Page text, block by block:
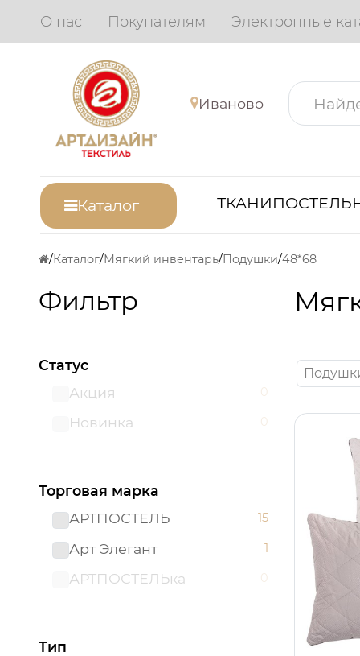
О нас Покупателям Электронные
Иваново
Каталог ТКАНИ
Каталог Мягкий инвентарь Подушки 48*68
Фильтр
Статус
Акция
0
Новинка 0
Торговая марка
АРТПОСТЕЛЬ
15
Арт Элегант 1
АРТПОСТЕЛЬка 0
Тип